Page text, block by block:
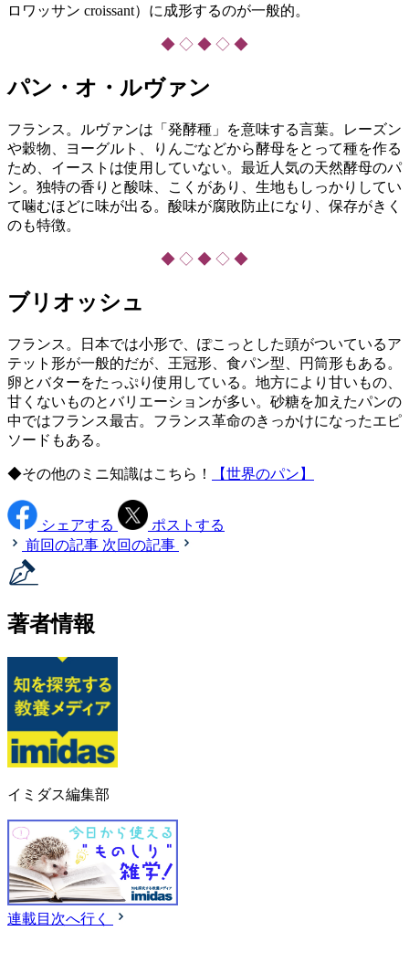
ロワッサン croissant）に成形するのが一般的。
◆ ◇ ◆ ◇ ◆
パン・オ・ルヴァン
フランス。ルヴァンは「発酵種」を意味する言葉。レーズン
や穀物、ヨーグルト、りんごなどから酵母をとって種を作る
ため、イーストは使用していない。最近人気の天然酵母のパ
ン。独特の香りと酸味、こくがあり、生地もしっかりしてい
て噛むほどに味が出る。酸味が腐敗防止になり、保存がきく
のも特徴。
◆ ◇ ◆ ◇ ◆
ブリオッシュ
フランス。日本では小形で、ぽこっとした頭がついているア
テット形が一般的だが、王冠形、食パン型、円筒形もある。
卵とバターをたっぷり使用している。地方により甘いもの、
甘くないものとバリエーションが多い。砂糖を加えたパンの
中ではフランス最古。フランス革命のきっかけになったエピ
ソードもある。
◆その他のミニ知識はこちら！ 【世界のパン】
シェアする
ポストする
前回の記事 次回の記事
著者情報
イミダス編集部
連載目次へ行く